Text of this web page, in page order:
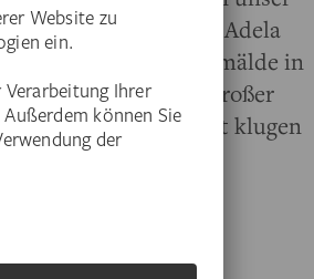
meine Mitarbeiterin Adela
ab, um die Gemälde in
uns herzlich, mit großer
zu tun hat, und mit klugen